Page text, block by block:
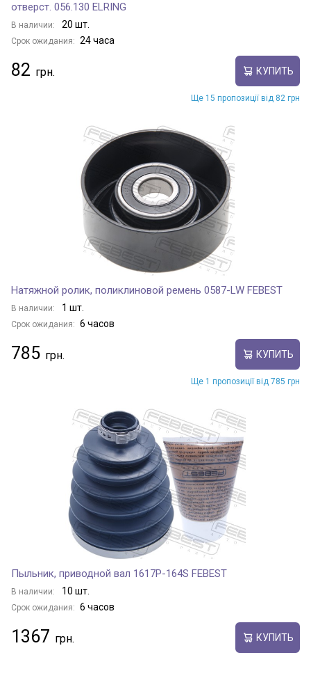
отверст. 056.130 ELRING
В наличии: 20 шт.
Срок ожидания: 24 часа
82 КУПИТЬ
Ще 15 пропозиції від 82 грн
Натяжной ролик, поликлиновой ремень 0587-LW FEBEST
В наличии: 1 шт.
Срок ожидания: 6 часов
785 КУПИТЬ
Ще 1 пропозиції від 785 грн
Пыльник, приводной вал 1617P-164S FEBEST
В наличии: 10 шт.
Срок ожидания: 6 часов
1367 КУПИТЬ